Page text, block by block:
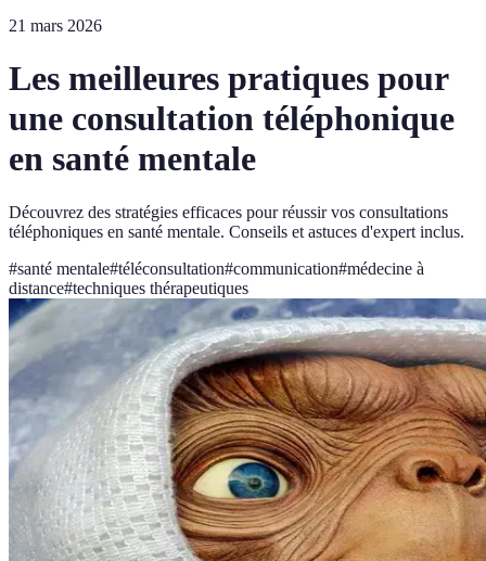
21 mars 2026
Les meilleures pratiques pour
une consultation téléphonique
en santé mentale
Découvrez des stratégies efficaces pour réussir vos consultations
téléphoniques en santé mentale. Conseils et astuces d'expert inclus.
#santé mentale#téléconsultation#communication#médecine à
distance#techniques thérapeutiques